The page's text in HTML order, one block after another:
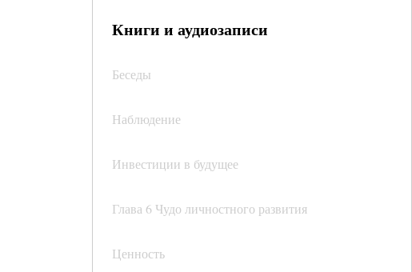
Книги и аудиозаписи
Беседы
Наблюдение
Инвестиции в будущее
Глава 6 Чудо личностного развития
Ценность